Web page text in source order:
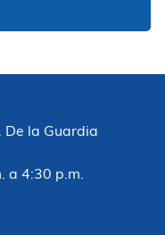
De la Guardia
a 4:30 p.m.